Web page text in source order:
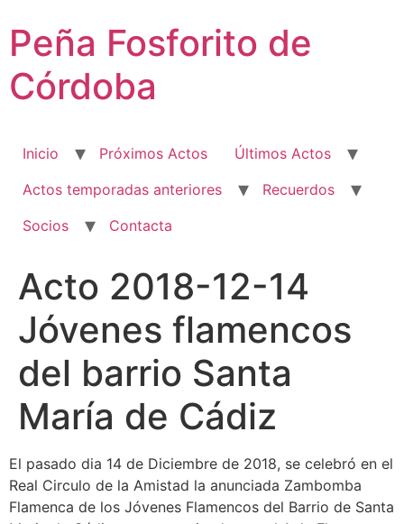
contenido
Peña Fosforito de
Córdoba
Inicio Próximos Actos
Últimos Actos
Actos temporadas anteriores
Recuerdos
Socios
Contacta
Acto 2018-12-14
Jóvenes flamencos
del barrio Santa
María de Cádiz
El pasado dia 14 de Diciembre de 2018, se celebró en el
Real Circulo de la Amistad la anunciada Zambomba
Flamenca de los Jóvenes Flamencos del Barrio de Santa